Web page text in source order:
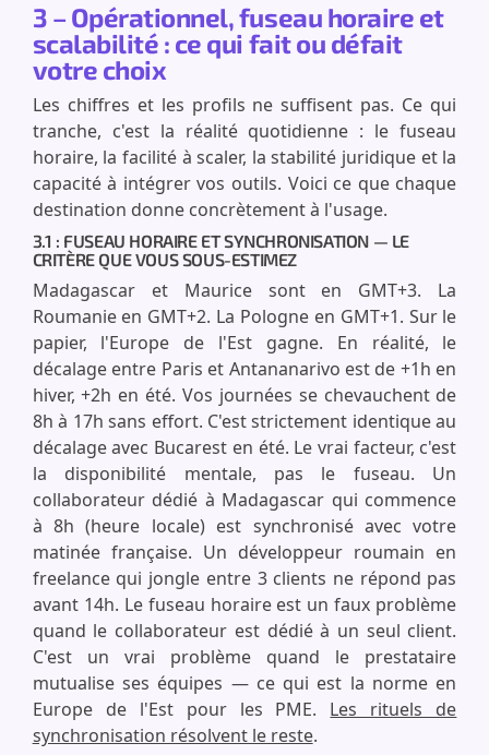
3 – Opérationnel, fuseau horaire et
scalabilité : ce qui fait ou défait
votre choix
Les chiffres et les profils ne suffisent pas. Ce qui
tranche, c'est la réalité quotidienne : le fuseau
horaire, la facilité à scaler, la stabilité juridique et la
capacité à intégrer vos outils. Voici ce que chaque
destination donne concrètement à l'usage.
3.1 : FUSEAU HORAIRE ET SYNCHRONISATION — LE
CRITÈRE QUE VOUS SOUS-ESTIMEZ
Madagascar et Maurice sont en GMT+3. La
Roumanie en GMT+2. La Pologne en GMT+1. Sur le
papier, l'Europe de l'Est gagne. En réalité, le
décalage entre Paris et Antananarivo est de +1h en
hiver, +2h en été. Vos journées se chevauchent de
8h à 17h sans effort. C'est strictement identique au
décalage avec Bucarest en été. Le vrai facteur, c'est
la disponibilité mentale, pas le fuseau. Un
collaborateur dédié à Madagascar qui commence
à 8h (heure locale) est synchronisé avec votre
matinée française. Un développeur roumain en
freelance qui jongle entre 3 clients ne répond pas
avant 14h. Le fuseau horaire est un faux problème
quand le collaborateur est dédié à un seul client.
C'est un vrai problème quand le prestataire
mutualise ses équipes — ce qui est la norme en
Europe de l'Est pour les PME. Les rituels de
synchronisation résolvent le reste.